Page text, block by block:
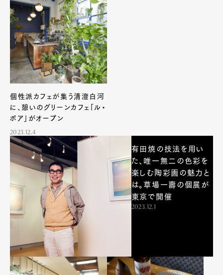
個性派カフェが集う清澄白河
に、憩いのグリーンカフェ「ル・
ボア」がオープン
2023.12.4
有田焼の技法を用い
た、唯一無二の色彩を
楽しむ陶彩画の魅力と
は。草場一壽の個展が
東京で開催
2023.12.1